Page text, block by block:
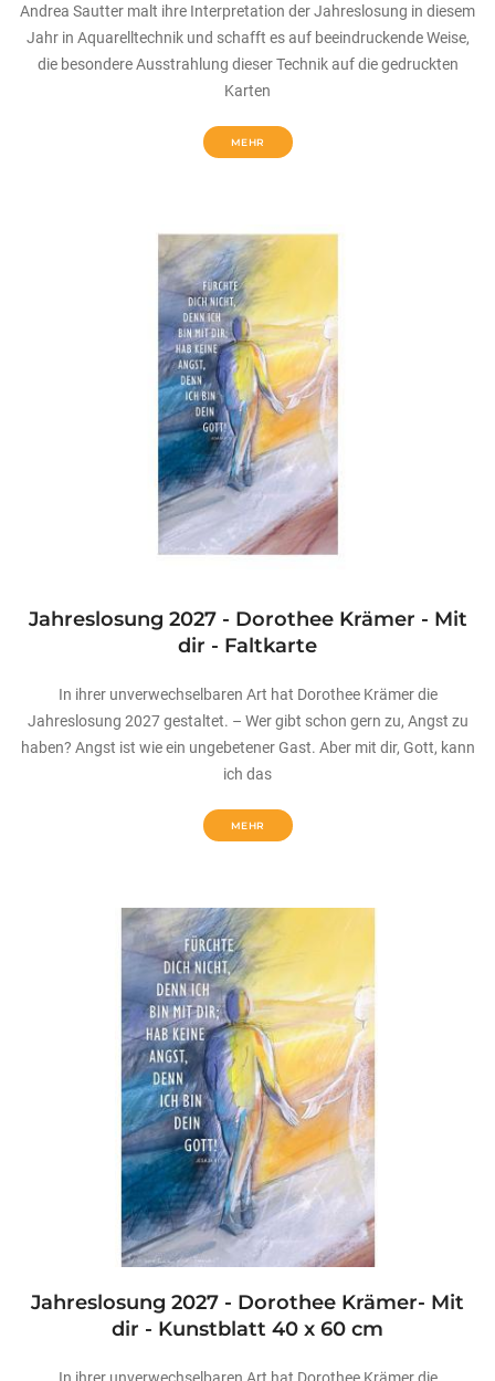
Andrea Sautter malt ihre Interpretation der Jahreslosung in diesem
Jahr in Aquarelltechnik und schafft es auf beeindruckende Weise,
die besondere Ausstrahlung dieser Technik auf die gedruckten
Karten
MEHR
Jahreslosung 2027 - Dorothee Krämer - Mit
dir - Faltkarte
In ihrer unverwechselbaren Art hat Dorothee Krämer die
Jahreslosung 2027 gestaltet. – Wer gibt schon gern zu, Angst zu
haben? Angst ist wie ein ungebetener Gast. Aber mit dir, Gott, kann
ich das
MEHR
Jahreslosung 2027 - Dorothee Krämer- Mit
dir - Kunstblatt 40 x 60 cm